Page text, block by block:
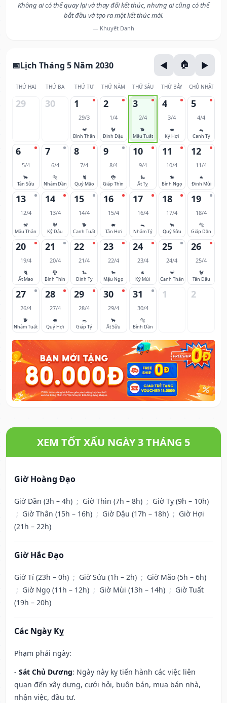
Không ai có thể quay lại và thay đổi kết thúc, nhưng ai cũng có thể
bắt đầu và tạo ra một kết thúc mới.
— Khuyết Danh
Lịch Tháng 5 Năm 2030
THỨ HAI THỨ BA THỨ TƯ THỨ NĂM THỨ SÁU THỨ BẢY CHỦ NHẬT
29 30 1
29/3
🐒
Bính Thân
2
1/4
🐓
Đinh Dậu
3
2/4
🐕
Mậu Tuất
4
3/4
🐖
Kỷ Hợi
5
4/4
🐀
Canh Tý
6
5/4
🐂
Tân Sửu
7
6/4
🐅
Nhâm Dần
8
7/4
🐈
Quý Mão
9
8/4
🐉
Giáp Thìn
10
9/4
🐍
Ất Tỵ
11
10/4
🐎
Bính Ngọ
12
11/4
🐐
Đinh Mùi
13
12/4
🐒
Mậu Thân
14
13/4
🐓
Kỷ Dậu
15
14/4
🐕
Canh Tuất
16
15/4
🐖
Tân Hợi
17
16/4
🐀
Nhâm Tý
18
17/4
🐂
Quý Sửu
19
18/4
🐅
Giáp Dần
20
19/4
🐈
Ất Mão
21
20/4
🐉
Bính Thìn
22
21/4
🐍
Đinh Tỵ
23
22/4
🐎
Mậu Ngọ
24
23/4
🐐
Kỷ Mùi
25
24/4
🐒
Canh Thân
26
25/4
🐓
Tân Dậu
27
26/4
🐕
Nhâm Tuất
28
27/4
🐖
Quý Hợi
29
28/4
🐀
Giáp Tý
30
29/4
🐂
Ất Sửu
31
30/4
🐅
Bính Dần
1 2
XEM TỐT XẤU NGÀY 3 THÁNG 5
Giờ Hoàng Đạo
Giờ Dần (3h – 4h) ; Giờ Thìn (7h – 8h) ; Giờ Tỵ (9h – 10h)
; Giờ Thân (15h – 16h) ; Giờ Dậu (17h – 18h) ; Giờ Hợi
(21h – 22h)
Giờ Hắc Đạo
Giờ Tí (23h – 0h) ; Giờ Sửu (1h – 2h) ; Giờ Mão (5h – 6h)
; Giờ Ngọ (11h – 12h) ; Giờ Mùi (13h – 14h) ; Giờ Tuất
(19h – 20h)
Các Ngày Kỵ
Phạm phải ngày:
- Sát Chủ Dương: Ngày này kỵ tiến hành các việc liên
quan đến xây dựng, cưới hỏi, buôn bán, mua bán nhà,
nhận việc, đầu tư.